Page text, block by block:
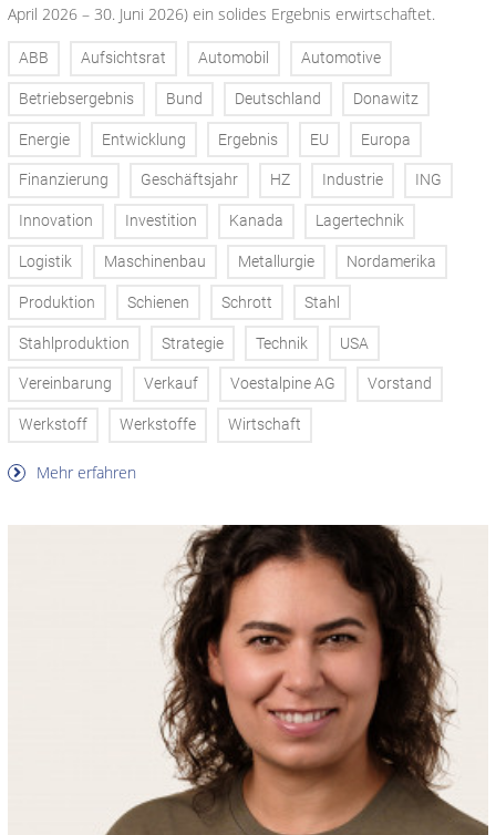
April 2026 – 30. Juni 2026) ein solides Ergebnis erwirtschaftet.
ABB Aufsichtsrat Automobil Automotive
Betriebsergebnis Bund Deutschland Donawitz
Energie Entwicklung Ergebnis EU Europa
Finanzierung Geschäftsjahr HZ Industrie ING
Innovation Investition Kanada Lagertechnik
Logistik Maschinenbau Metallurgie Nordamerika
Produktion Schienen Schrott Stahl
Stahlproduktion Strategie Technik USA
Vereinbarung Verkauf Voestalpine AG Vorstand
Werkstoff Werkstoffe Wirtschaft
Mehr erfahren